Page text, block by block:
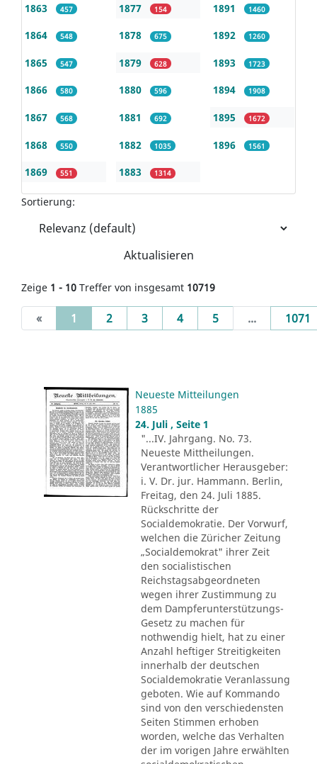
1863 457
1864 548
1865 547
1866 580
1867 568
1868 550
1869 551
1877 154
1878 675
1879 628
1880 596
1881 692
1882 1035
1883 1314
1891 1460
1892 1260
1893 1723
1894 1908
1895 1672
1896 1561
Sortierung:
Aktualisieren
Zeige 1 - 10 Treffer von insgesamt 10719
« 1 (current)
2 3 4 5 ... 1071
Neueste Mitteilungen
1885
24. Juli , Seite 1
"...IV. Jahrgang. No. 73.
Neueste Mittheilungen.
Verantwortlicher Herausgeber:
i. V. Dr. jur. Hammann. Berlin,
Freitag, den 24. Juli 1885.
Rückschritte der
Socialdemokratie. Der Vorwurf,
welchen die Züricher Zeitung
„Socialdemokrat" ihrer Zeit
den socialistischen
Reichstagsabgeordneten
wegen ihrer Zustimmung zu
dem Dampferunterstützungs-
Gesetz zu machen für
nothwendig hielt, hat zu einer
Anzahl heftiger Streitigkeiten
innerhalb der deutschen
Socialdemokratie Veranlassung
geboten. Wie auf Kommando
sind von den verschiedensten
Seiten Stimmen erhoben
worden, welche das Verhalten
der im vorigen Jahre erwählten